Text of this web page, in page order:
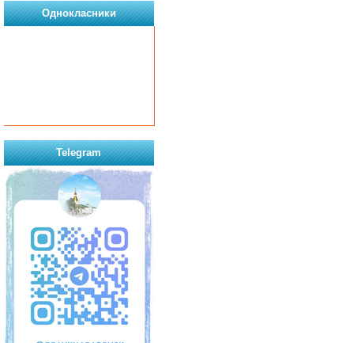
Однокласники
Telegram